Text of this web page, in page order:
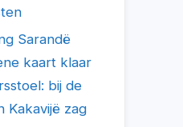
Sarandë
kaart klaar
bij de
Kakavijë zag